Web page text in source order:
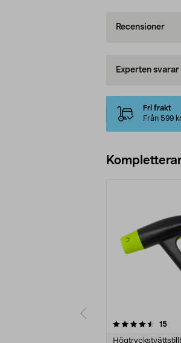
Recensioner
Experten svarar
Fri frakt
Från 599
15
5.0av 5